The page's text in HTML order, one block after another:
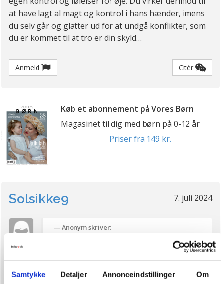
Samtykke Detaljer Annonceindstillinger Om
at have lagt al magt og kontrol i hans hænder, imens
du selv går og glatter ud for at undgå konflikter, som
du er kommet til at tro er din skyld…
Anmeld Citér
Køb et abonnement på Vores Børn
Magasinet til dig med børn på 0-12 år
Priser fra 149 kr.
7. juli 2024
Solsikke9
Anonym skriver: